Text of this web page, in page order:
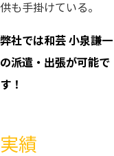
供も手掛けている。
弊社では和芸 小泉謙一
の派遣・出張が可能で
す！
実績